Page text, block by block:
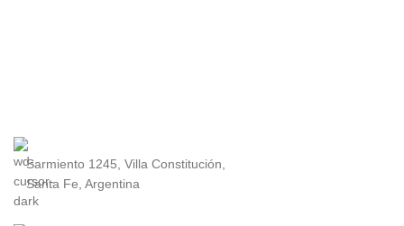
Sarmiento 1245, Villa Constitución,
Santa Fe, Argentina